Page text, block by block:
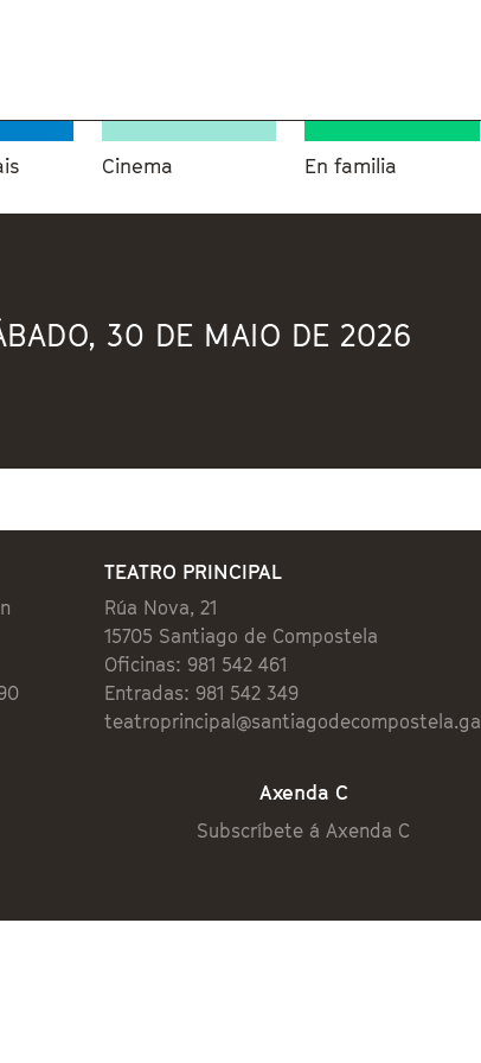
Cinema En familia
30 DE MAIO DE 2026
TEATRO PRINCIPAL
Rúa Nova, 21
15705 Santiago de Compostela
Oficinas: 981 542 461
Entradas: 981 542 349
teatroprincipal@santiagodecompostela.gal
Axenda C
Subscríbete á Axenda C